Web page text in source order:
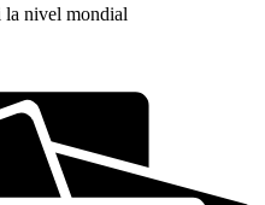
la nivel mondial